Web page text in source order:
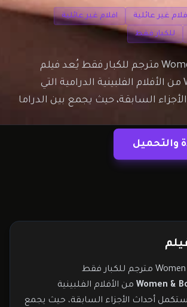
غير عائلية افلام غير عائلية
للكبار فقط
فيلم Women & Boys 3 مترجم للكبار فقط يُعد فيلم
Women & Boys 3 من الأفلام الفلبينية الدرامية التي
السابقة، حيث يجمع بين الدراما
المفاجئة. ويقدم الفيلم حبكة
العلاقات بين الشخصيات وتأثير
والتحميل
Women & من الأفلام الفلبينية
أحداث الأجزاء السابقة، حيث يجمع